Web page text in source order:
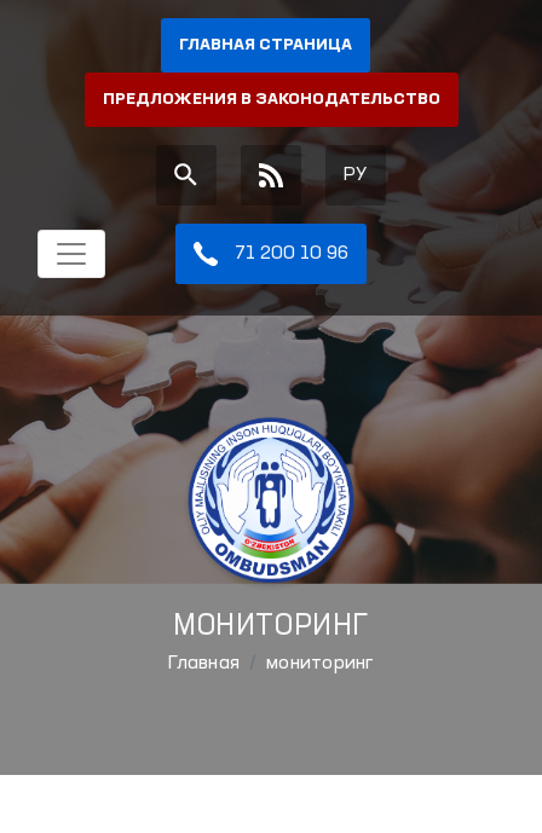
ГЛАВНАЯ СТРАНИЦА
ПРЕДЛОЖЕНИЯ В ЗАКОНОДАТЕЛЬСТВО
РУ
71 200 10 96
МОНИТОРИНГ
Главная мониторинг